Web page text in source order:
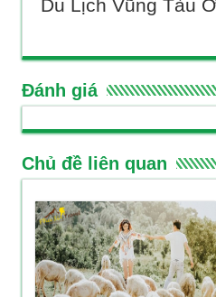
Du Lịch Vũng Tàu
Đánh giá
Chủ đề liên quan